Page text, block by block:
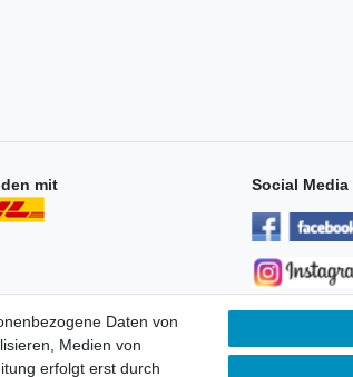
mit Social Media
Unternehmen
Daten von
Medien von
erfolgt erst durch